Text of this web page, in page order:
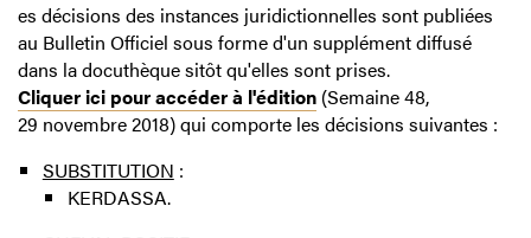
es décisions des instances juridictionnelles sont publiées
au Bulletin Officiel sous forme d'un supplément diffusé
dans la docuthèque sitôt qu'elles sont prises.
Cliquer ici pour accéder à l'édition (Semaine 48,
29 novembre 2018) qui comporte les décisions suivantes :
SUBSTITUTION :
KERDASSA.